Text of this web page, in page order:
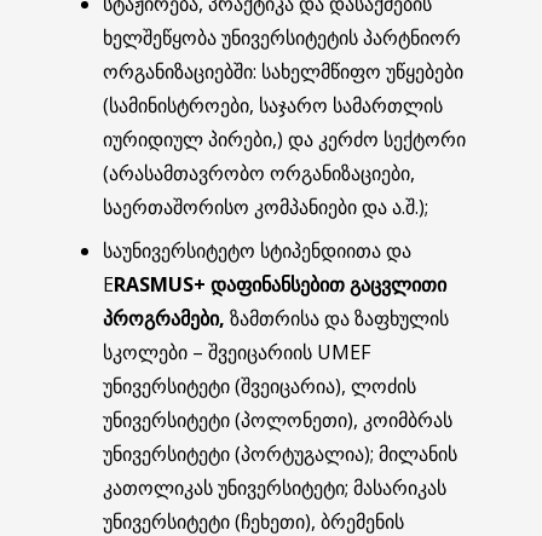
ხელშეწყობა უნივერსიტეტის პარტნიორ
ორგანიზაციებში: სახელმწიფო უწყებები
(სამინისტროები, საჯარო სამართლის
იურიდიულ პირები,) და კერძო სექტორი
(არასამთავრობო ორგანიზაციები,
საერთაშორისო კომპანიები და ა.შ.);
საუნივერსიტეტო სტიპენდიითა და
ERASMUS+ დაფინანსებითგაცვლითი
პროგრამები, ზამთრისა და ზაფხულის
სკოლები – შვეიცარიის UMEF
უნივერსიტეტი (შვეიცარია), ლოძის
უნივერსიტეტი (პოლონეთი), კოიმბრას
უნივერსიტეტი (პორტუგალია); მილანის
კათოლიკას უნივერსიტეტი; მასარიკას
უნივერსიტეტი (ჩეხეთი), ბრემენის